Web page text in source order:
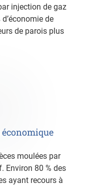
injection de gaz
de
de parois plus
Environ 80 % des
ayant recours à